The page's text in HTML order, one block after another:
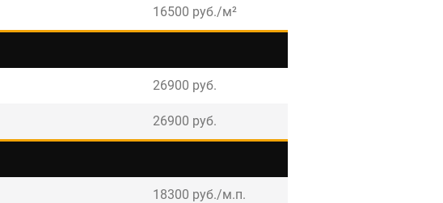
16500 руб./м²
26900 руб.
26900 руб.
18300 руб./м.п.